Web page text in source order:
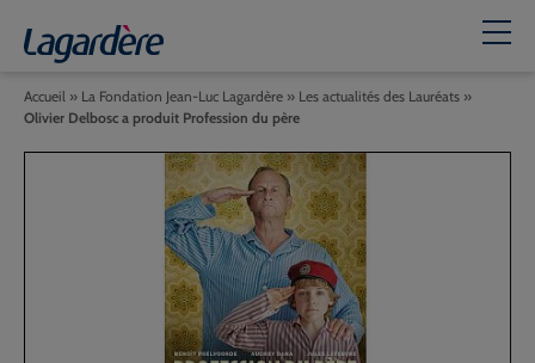
Accueil » La Fondation Jean-Luc Lagardère » Les actualités des Lauréats »
Olivier Delbosc a produit Profession du père